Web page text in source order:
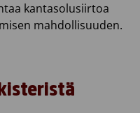
kantasolusiirtoa
mahdollisuuden.